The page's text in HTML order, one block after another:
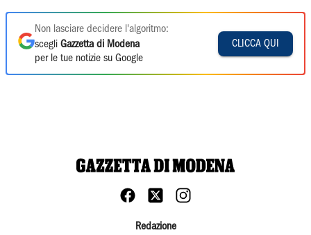
Non lasciare decidere l'algoritmo:
scegli Gazzetta di Modena
per le tue notizie su Google
CLICCA QUI
Redazione